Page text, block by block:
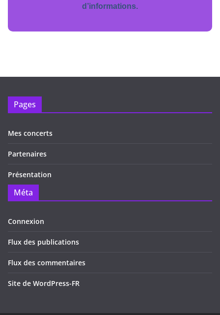
d’informations.
Pages
Mes concerts
Partenaires
Présentation
Méta
Connexion
Flux des publications
Flux des commentaires
Site de WordPress-FR